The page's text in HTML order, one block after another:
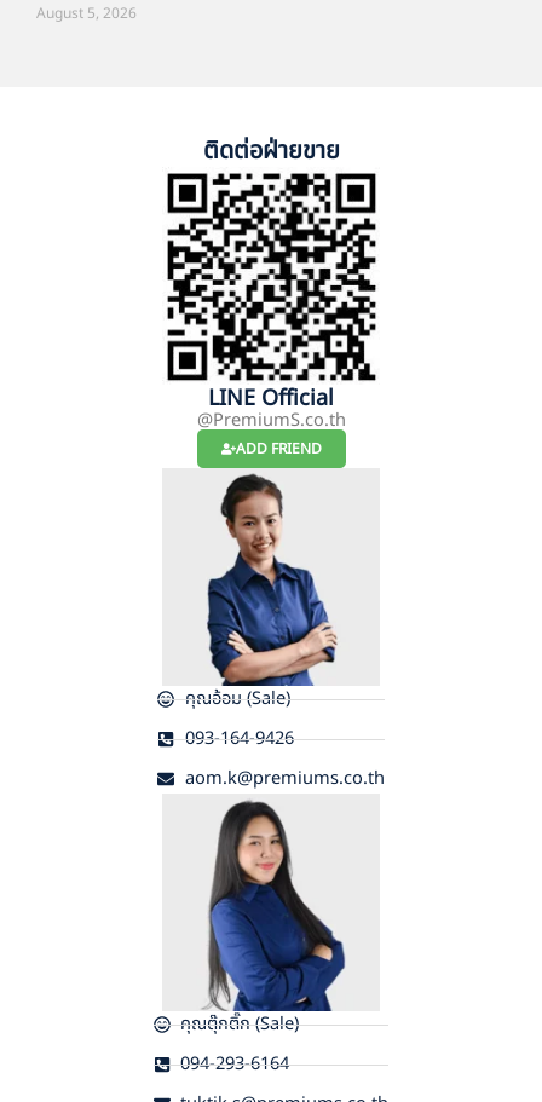
August 5, 2026
ติดต่อฝ่ายขาย
LINE Official
@PremiumS.co.th
ADD FRIEND
คุณอ้อม (Sale)
093-164-9426
aom.k@premiums.co.th
คุณตุ๊กติ๊ก (Sale)
094-293-6164